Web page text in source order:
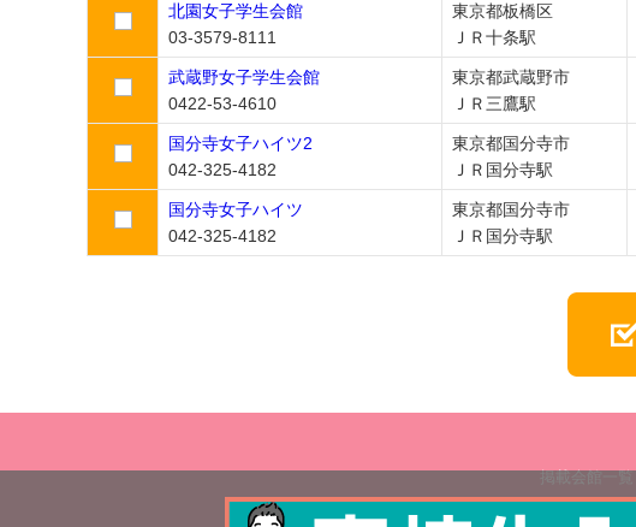
北園女子学生会館
03-3579-8111
東京都板橋区
ＪＲ十条駅
武蔵野女子学生会館
0422-53-4610
東京都武蔵野市
ＪＲ三鷹駅
国分寺女子ハイツ2
042-325-4182
東京都国分寺市
ＪＲ国分寺駅
国分寺女子ハイツ
042-325-4182
東京都国分寺市
ＪＲ国分寺駅